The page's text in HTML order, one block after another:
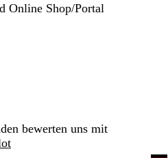
Online Shop/Portal
bewerten uns mit